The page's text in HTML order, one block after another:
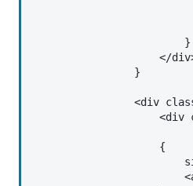
                        }
</
                }
<div
<div
                    {